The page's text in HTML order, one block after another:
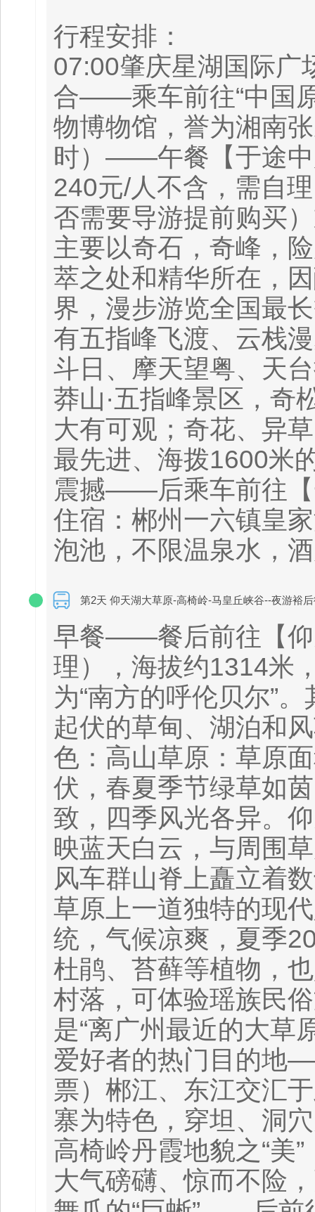
行程安排：
07:00肇庆星湖国际广
合——乘车前往“中国
物博物馆，誉为湘南
时）——午餐【于途中
240元/人不含，需自
否需要导游提前购买
主要以奇石，奇峰，
萃之处和精华所在，
界，漫步游览全国最
有五指峰飞渡、云栈
斗日、摩天望粤、天
莽山·五指峰景区，奇
大有可观；奇花、异
最先进、海拨1600米
震撼——后乘车前往
住宿：郴州一六镇皇
泡池，不限温泉水，
第2天 仰天湖大草原-高椅岭-马皇丘峡谷--夜游裕
早餐——餐后前往【仰
理），海拔约1314米
为“南方的呼伦贝尔”
起伏的草甸、湖泊和
色：高山草原：草原
伏，春夏季节绿草如
致，四季风光各异。
映蓝天白云，与周围
风车群山脊上矗立着
草原上一道独特的现
统，气候凉爽，夏季
杜鹃、苔藓等植物，
村落，可体验瑶族民
是“离广州最近的大草
爱好者的热门目的
票）郴江、东江交汇
寨为特色，穿坦、洞
高椅岭丹霞地貌之“美
大气磅礴、惊而不险